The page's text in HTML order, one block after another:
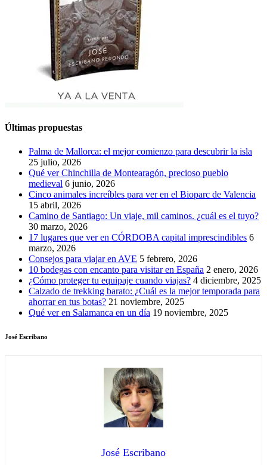
Últimas propuestas
Palma de Mallorca: el mejor comienzo para descubrir la isla
25 julio, 2026
Qué ver Chinchilla de Montearagón, precioso pueblo
medieval 6 junio, 2026
Cinco animales increíbles para ver en el Bioparc de Valencia
15 abril, 2026
Camino de Santiago: Un viaje, mil caminos. ¿cuál es el tuyo?
30 marzo, 2026
17 lugares que ver en CÓRDOBA capital imprescindibles 6
marzo, 2026
Consejos para viajar en AVE 5 febrero, 2026
10 bodegas con encanto para visitar en España 2 enero, 2026
¿Cómo proteger tu equipaje cuando viajas? 4 diciembre, 2025
Calzado de trekking barato: ¿Cuál es la mejor temporada para
ahorrar en tus botas? 21 noviembre, 2025
Qué ver en Salamanca en un día 19 noviembre, 2025
José Escribano
José Escribano